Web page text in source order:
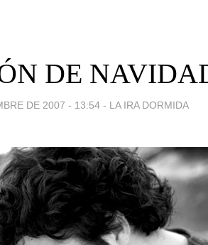
DE
DE 2007 - 13:54 - LA IRA DORMIDA